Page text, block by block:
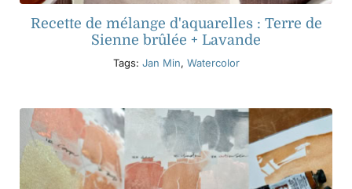
Recette de mélange d'aquarelles : Terre de
Sienne brûlée + Lavande
Tags: Jan Min, Watercolor